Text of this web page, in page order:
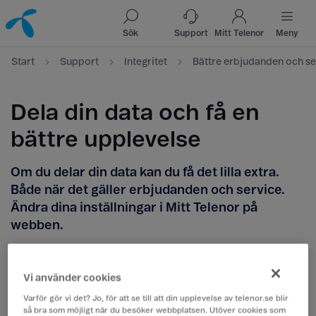
Till innehåll
Till sök
Sök Support Mitt Telenor Meny
Start Support Integritet Bättre erbjudanden och
Dela din data och få en
bättre upplevelse
Om du delar din data kan du få det lilla extra.
Både när det gäller erbjudanden och service.
Ändra dina inställningar i Mitt Telenor på
webben.
erbjudanden
Vi använder cookies
Varför gör vi det? Jo, för att se till att din upplevelse av telenor.se blir
så bra som möjligt när du besöker webbplatsen. Utöver cookies som